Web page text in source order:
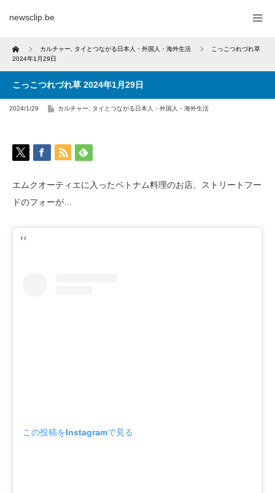
newsclip.be
Home カルチャー タイとつながる日本人・外国人・海外生活
こっこつれづれ草
2024年1月29日
こっこつれづれ草 2024年1月29日
2024/1/29 カルチャー タイとつながる日本人・外国人・海外生活
エムクオーティエに入ったベトナム料理のお店、ストリートフー
ドのフォーが…
この投稿をInstagramで見る